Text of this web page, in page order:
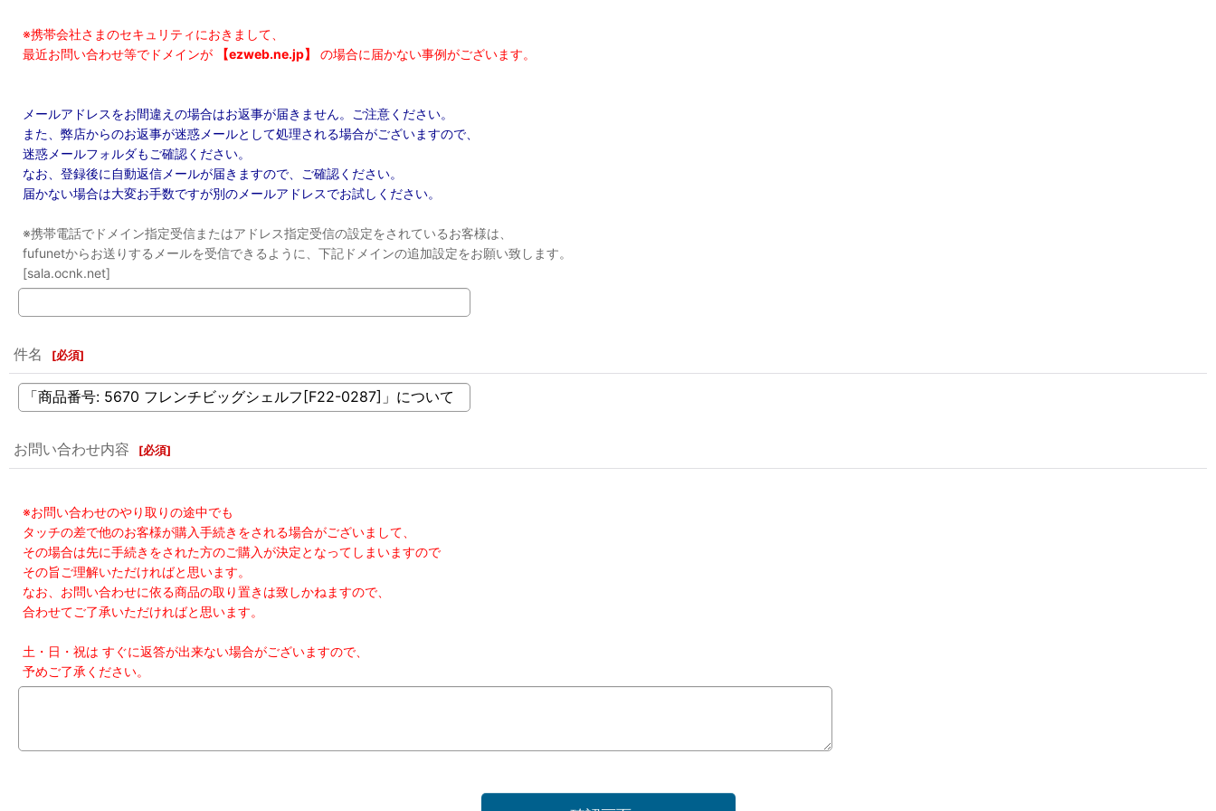
※携帯会社さまのセキュリティにおきまして、
最近お問い合わせ等でドメインが
【ezweb.ne.jp】 の場合に届かない事例がございます。
メールアドレスをお間違えの場合はお返事が届きません。ご注意ください。
また、弊店からのお返事が迷惑メールとして処理される場合がございますので、
迷惑メールフォルダもご確認ください。
なお、登録後に自動返信メールが届きますので、ご確認ください。
届かない場合は大変お手数ですが別のメールアドレスでお試しください。
※携帯電話でドメイン指定受信またはアドレス指定受信の設定をされているお客様は、
fufunetからお送りするメールを受信できるように、下記ドメインの追加設定をお願い致します。
[sala.ocnk.net]
件名 [必須]
お問い合わせ内容 [必須]
※お問い合わせのやり取りの途中でも
タッチの差で他のお客様が購入手続きをされる場合がございまして、
その場合は先に手続きをされた方のご購入が決定となってしまいますので
その旨ご理解いただければと思います。
なお、お問い合わせに依る商品の取り置きは致しかねますので、
合わせてご了承いただければと思います。
土・日・祝は すぐに返答が出来ない場合がございますので、
予めご了承ください。